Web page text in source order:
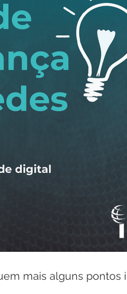
mais alguns